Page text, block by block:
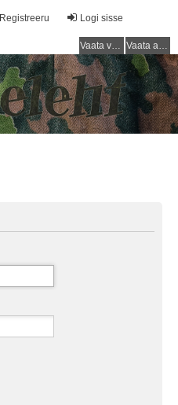
Logi sisse
Registreeru
Vaata vastamata teemasi Vaata aktiivseid teemasid